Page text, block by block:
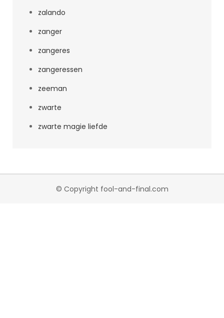
zalando
zanger
zangeres
zangeressen
zeeman
zwarte
zwarte magie liefde
© Copyright fool-and-final.com